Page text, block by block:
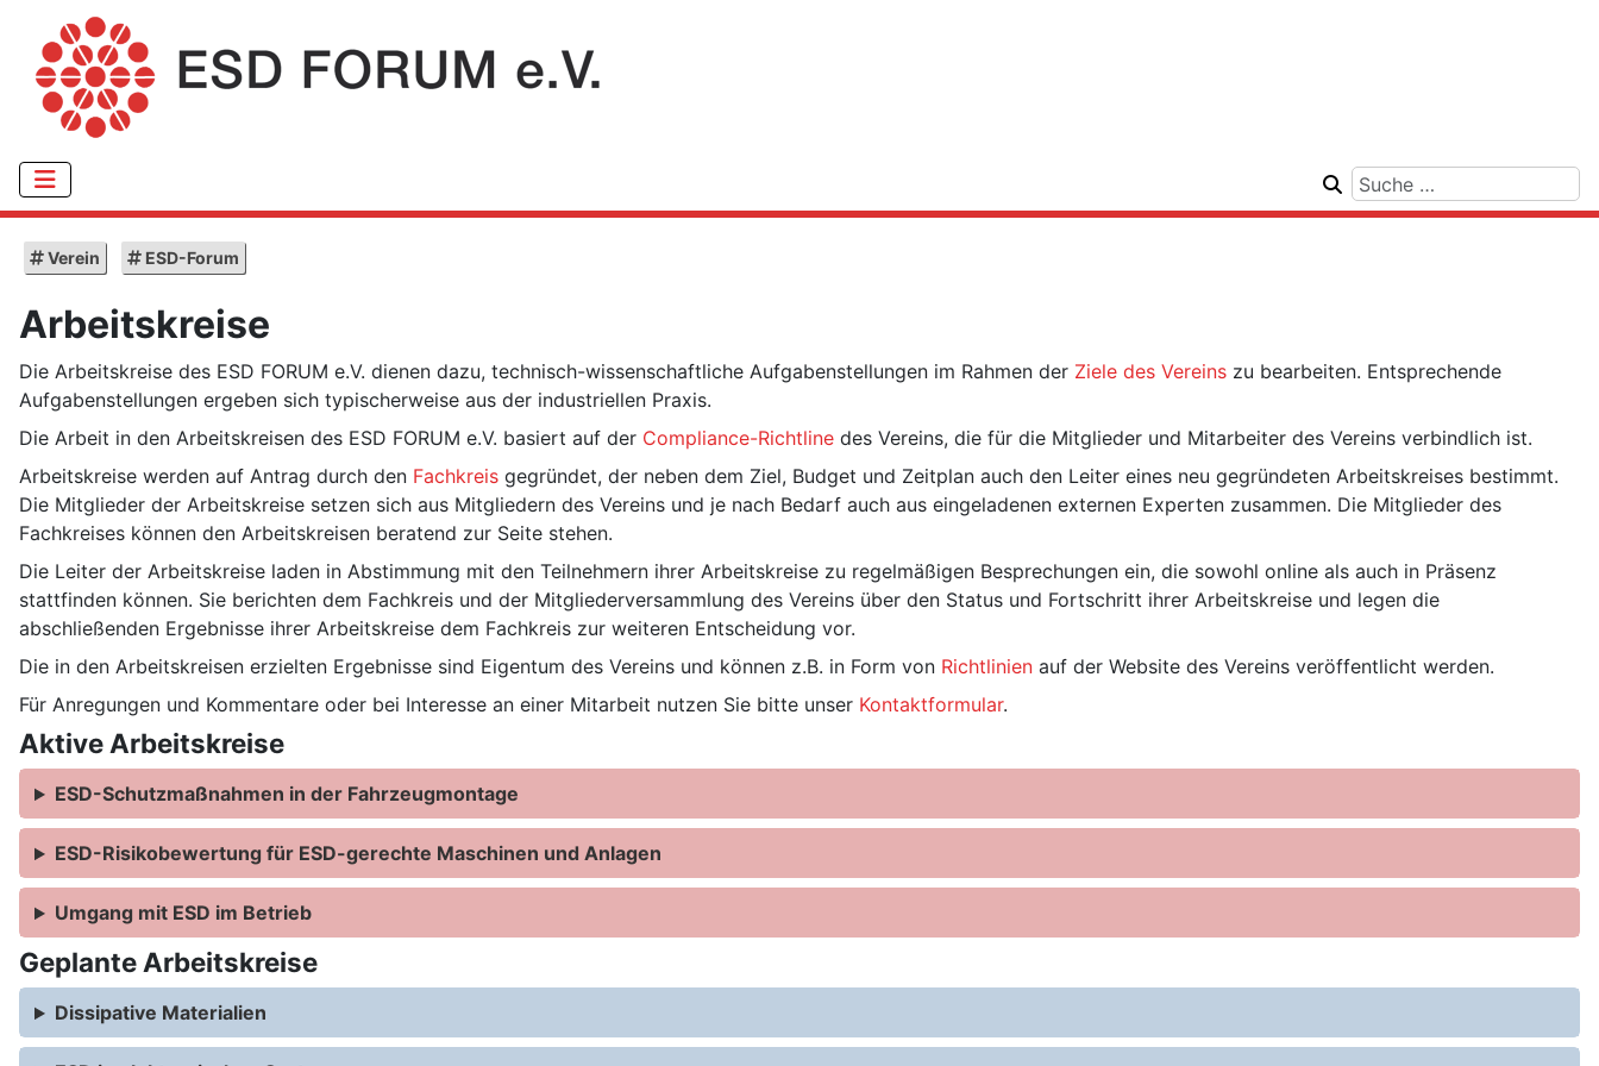
Verein ESD-Forum
Arbeitskreise
Die Arbeitskreise des ESD FORUM e.V. dienen dazu, technisch-wissenschaftliche Aufgabenstellungen im Rahmen der Ziele des Vereins zu bearbeiten. Entsprechende
Aufgabenstellungen ergeben sich typischerweise aus der industriellen Praxis.
Die Arbeit in den Arbeitskreisen des ESD FORUM e.V. basiert auf der Compliance-Richtline des Vereins, die für die Mitglieder und Mitarbeiter des Vereins verbindlich ist.
Arbeitskreise werden auf Antrag durch den Fachkreis gegründet, der neben dem Ziel, Budget und Zeitplan auch den Leiter eines neu gegründeten Arbeitskreises bestimmt.
Die Mitglieder der Arbeitskreise setzen sich aus Mitgliedern des Vereins und je nach Bedarf auch aus eingeladenen externen Experten zusammen. Die Mitglieder des
Fachkreises können den Arbeitskreisen beratend zur Seite stehen.
Die Leiter der Arbeitskreise laden in Abstimmung mit den Teilnehmern ihrer Arbeitskreise zu regelmäßigen Besprechungen ein, die sowohl online als auch in Präsenz
stattfinden können. Sie berichten dem Fachkreis und der Mitgliederversammlung des Vereins über den Status und Fortschritt ihrer Arbeitskreise und legen die
abschließenden Ergebnisse ihrer Arbeitskreise dem Fachkreis zur weiteren Entscheidung vor.
Die in den Arbeitskreisen erzielten Ergebnisse sind Eigentum des Vereins und können z.B. in Form von Richtlinien auf der Website des Vereins veröffentlicht werden.
Für Anregungen und Kommentare oder bei Interesse an einer Mitarbeit nutzen Sie bitte unser Kontaktformular.
Aktive Arbeitskreise
ESD-Schutzmaßnahmen in der Fahrzeugmontage
ESD-Risikobewertung für ESD-gerechte Maschinen und Anlagen
Umgang mit ESD im Betrieb
Geplante Arbeitskreise
Dissipative Materialien